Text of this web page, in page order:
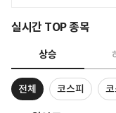
실시간 TOP 종목
상승
전체 코스피